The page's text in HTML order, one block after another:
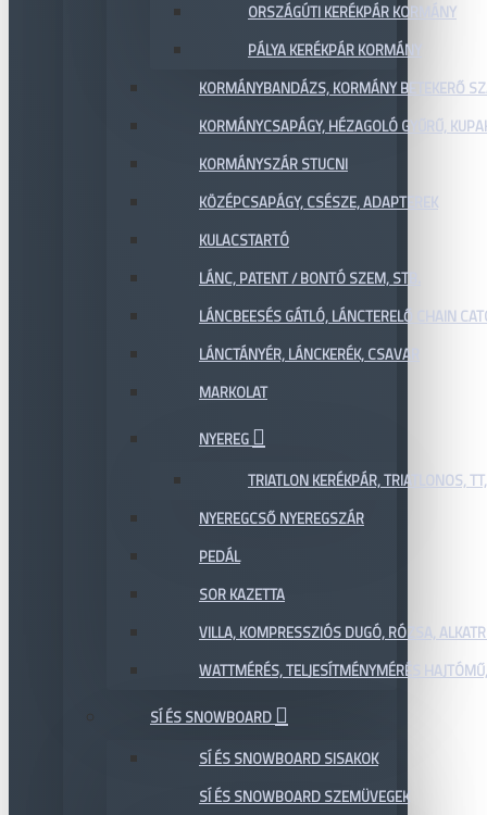
ORSZÁGÚTI KERÉKPÁR KORMÁNY
PÁLYA KERÉKPÁR KORMÁNY
KORMÁNYBANDÁZS, KORMÁNY BETEKERŐ
KORMÁNYCSAPÁGY, HÉZAGOLÓ GYŰRŰ,
KORMÁNYSZÁR STUCNI
KÖZÉPCSAPÁGY, CSÉSZE, ADAPTEREK
KULACSTARTÓ
LÁNC, PATENT / BONTÓ SZEM, STB.
LÁNCBEESÉS GÁTLÓ, LÁNCTERELŐ CHAIN
LÁNCTÁNYÉR, LÁNCKERÉK, CSAVAR
MARKOLAT
NYEREG
TRIATLON KERÉKPÁR, TRIATLONOS,
NYEREGCSŐ NYEREGSZÁR
PEDÁL
SOR KAZETTA
VILLA, KOMPRESSZIÓS DUGÓ, RÓZSA,
WATTMÉRÉS, TELJESÍTMÉNYMÉRÉS
SÍ ÉS SNOWBOARD
SÍ ÉS SNOWBOARD SISAKOK
SÍ ÉS SNOWBOARD SZEMÜVEGEK